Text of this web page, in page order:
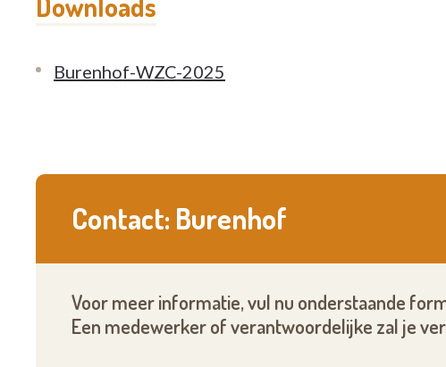
Burenhof-WZC-2025
Contact: Burenhof
Voor meer informatie, vul nu onderstaande
Een medewerker of verantwoordelijke zal je